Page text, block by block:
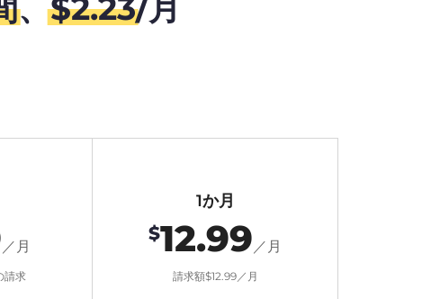
、$2.23/月
／月
請求
1か月
$12.99 ／月
請求額$12.99／月